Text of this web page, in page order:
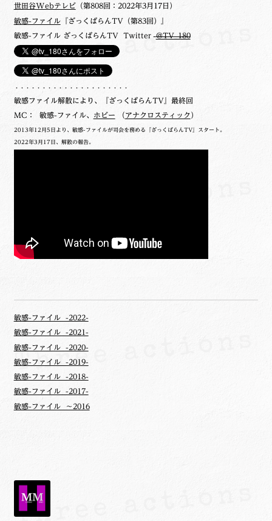
世田谷Webテレビ （第808回：2022年3月17日）
敏感-ファイル『ざっくばらんTV（第83回）』
敏感-ファイル ざっくばらんTV Twitter @TV_180
・・・・・・・・・・・・・・・・・・・・・
敏感ファイル解散により、『ざっくばらんTV』最終回
MC： 敏感-ファイル、 ホビー （ アナクロスティック ）
2013年12月5日より、敏感-ファイルが司会を務める『ざっくばらんTV』スタート。
2022年3月17日、解散の報告。
敏感-ファイル -2022-
敏感-ファイル -2021-
敏感-ファイル -2020-
敏感-ファイル -2019-
敏感-ファイル -2018-
敏感-ファイル -2017-
敏感-ファイル ～2016